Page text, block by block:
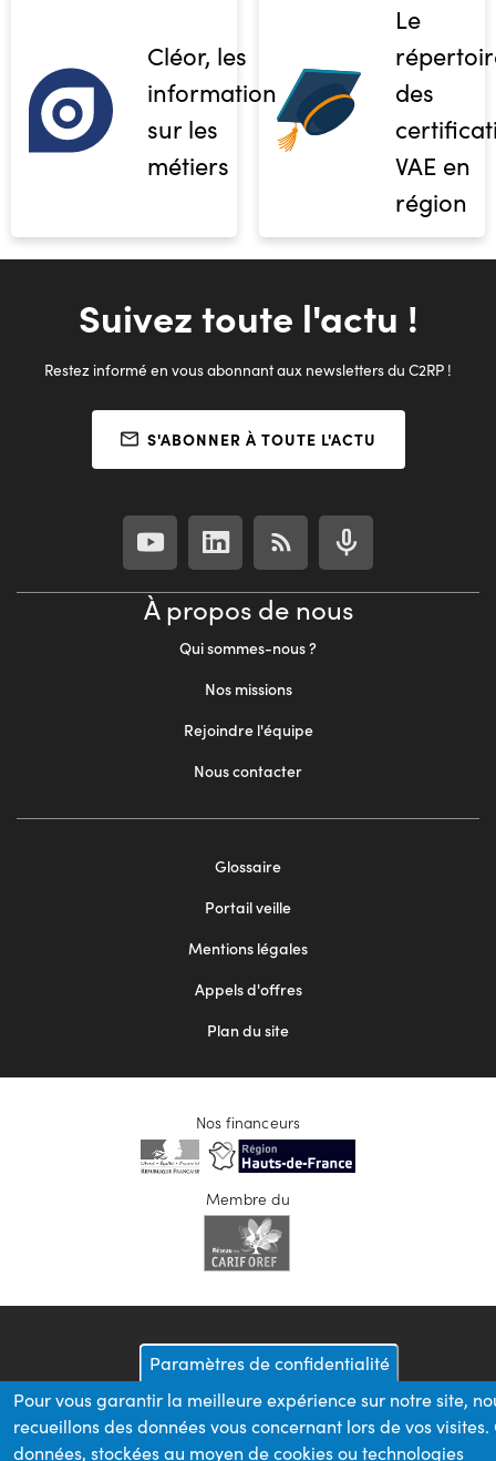
Cléor, les
informations
sur les
métiers
Le
des
VAE en
région
Suivez toute l'actu !
Restez informé en vous abonnant aux newsletters du C2RP !
S'ABONNER À TOUTE L'ACTU
À propos de nous
Qui sommes-nous ?
Nos missions
Rejoindre l'équipe
Nous contacter
Glossaire
Portail veille
Mentions légales
Appels d'offres
Plan du site
Nos financeurs
Membre du
Paramètres de confidentialité
Pour vous garantir la meilleure expérience sur notre site,
recueillons des données vous concernant lors de vos visites.
données, stockées au moyen de cookies ou technologies